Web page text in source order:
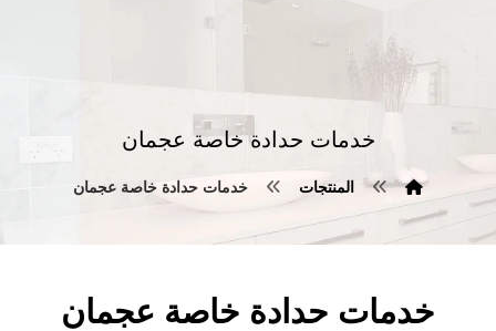
خدمات حدادة خاصة عجمان
المنتجات خدمات حدادة خاصة عجمان
خدمات حدادة خاصة عجمان